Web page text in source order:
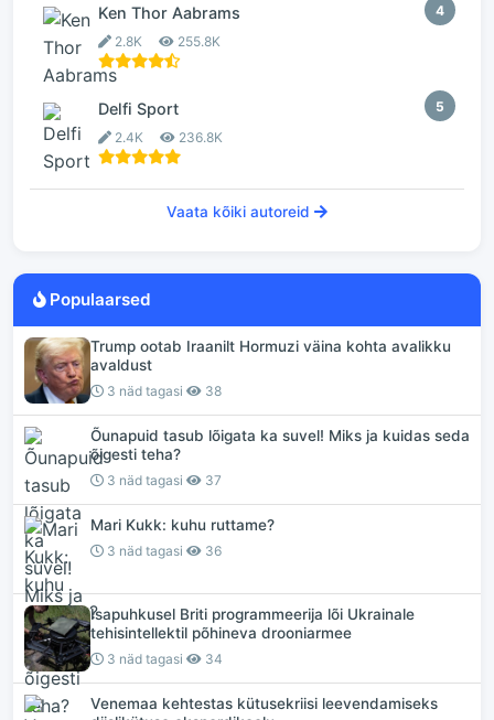
4
Ken Thor Aabrams
2.8K 255.8K
5
Delfi Sport
2.4K 236.8K
Vaata kõiki autoreid
Populaarsed
Trump ootab Iraanilt Hormuzi väina kohta avalikku
avaldust
3 näd tagasi 38
Õunapuid tasub lõigata ka suvel! Miks ja kuidas seda
õigesti teha?
3 näd tagasi 37
Mari Kukk: kuhu ruttame?
3 näd tagasi 36
Isapuhkusel Briti programmeerija lõi Ukrainale
tehisintellektil põhineva drooniarmee
3 näd tagasi 34
Venemaa kehtestas kütusekriisi leevendamiseks